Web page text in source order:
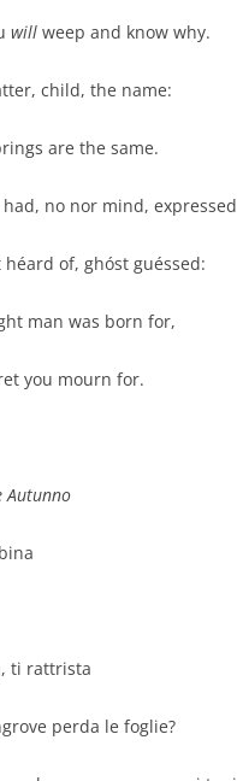
will weep and know why.
child, the name:
are the same.
no nor mind, expressed
of, ghóst guéssed:
man was born for,
you mourn for.
Autunno
ti rattrista
perda le foglie?